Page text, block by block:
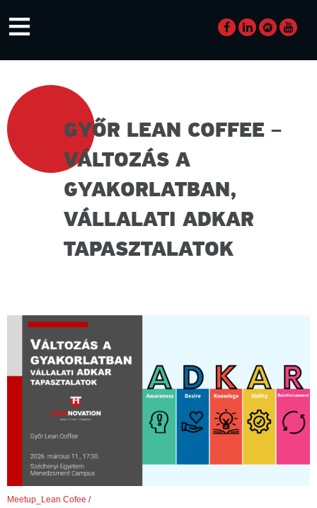
≡
GYŐR LEAN COFFEE –
VÁLTOZÁS A
GYAKORLATBAN,
VÁLLALATI ADKAR
TAPASZTALATOK
Meetup_Lean Cofee /